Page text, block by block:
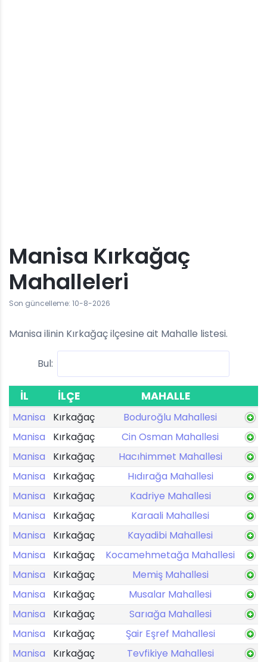
Manisa Kırkağaç
Mahalleleri
Son güncelleme: 10-8-2026
Manisa ilinin Kırkağaç ilçesine ait Mahalle listesi.
Bul:
İL İLÇE MAHALLE
Manisa Kırkağaç
Boduroğlu Mahallesi
Manisa
Kırkağaç
Cin Osman Mahallesi
Manisa
Kırkağaç
Hacıhimmet Mahallesi
Manisa
Kırkağaç
Hıdırağa Mahallesi
Manisa
Kırkağaç
Kadriye Mahallesi
Manisa
Kırkağaç
Karaali Mahallesi
Manisa
Kırkağaç
Kayadibi Mahallesi
Manisa
Kırkağaç
Kocamehmetağa Mahallesi
Manisa
Kırkağaç
Memiş Mahallesi
Manisa
Kırkağaç
Musalar Mahallesi
Manisa
Kırkağaç
Sarıağa Mahallesi
Manisa
Kırkağaç
Şair Eşref Mahallesi
Manisa
Kırkağaç
Tevfikiye Mahallesi